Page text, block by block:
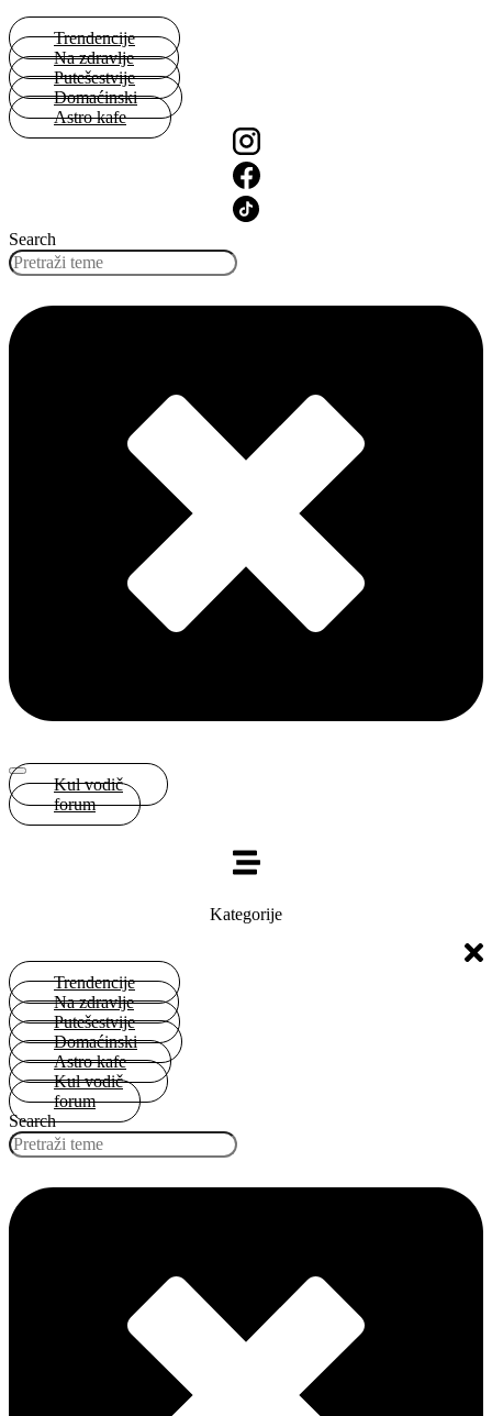
Skočite
na
sadržaj
Trendencije
Na zdravlje
Putešestvije
Domaćinski
Astro kafe
Search
Kul vodič
forum
Kategorije
Trendencije
Na zdravlje
Putešestvije
Domaćinski
Astro kafe
Kul vodič
forum
Search